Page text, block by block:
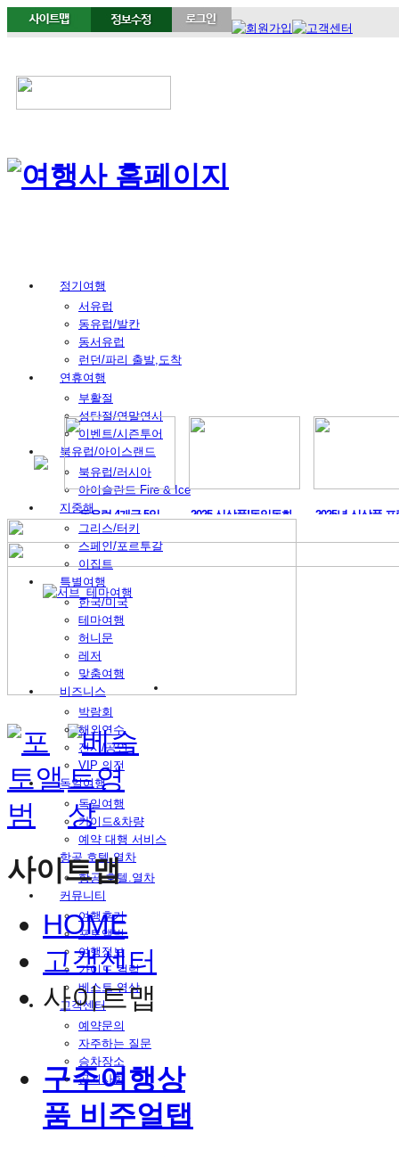
정기여행
서유럽
동유럽/발칸
동서유럽
런던/파리 출발,도착
연휴여행
부활절
성탄절/연말연시
이벤트/시즌투어
북유럽/아이스랜드
북유럽/러시아
아이슬란드 Fire & Ice
지중해
그리스/터키
스페인/포르투갈
이집트
특별여행
한국/미국
테마여행
허니문
레저
맞춤여행
비즈니스
박람회
해외연수
전시/공연
VIP 의전
독일여행
독일여행
가이드&차량
예약 대행 서비스
항공.호텔.열차
항공.호텔.열차
커뮤니티
여행후기
포토앨범
여행정보
가이드 컬럼
베스트 영상
고객센터
예약문의
자주하는 질문
승차장소
공지사항
2025 신상품!독일동화.. 2025년 신상품 프
동유럽 4개국 5일
사이트맵
HOME
고객센터
사이트맵
구주여행상
품 비주얼탭